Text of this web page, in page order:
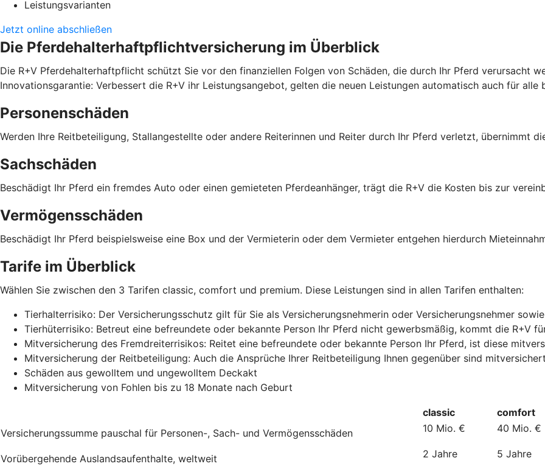
Leistungsvarianten
Jetzt online abschließen
Die Pferdehalterhaftpflichtversicherung im Überblick
Die R+V Pferdehalterhaftpflicht schützt Sie vor den finanziellen Folgen von Schäden, die durch Ihr Pferd verursacht
Innovationsgarantie: Verbessert die R+V ihr Leistungsangebot, gelten die neuen Leistungen automatisch auch für alle
Personenschäden
Werden Ihre Reitbeteiligung, Stallangestellte oder andere Reiterinnen und Reiter durch Ihr Pferd verletzt, übernimmt
Sachschäden
Beschädigt Ihr Pferd ein fremdes Auto oder einen gemieteten Pferdeanhänger, trägt die R+V die Kosten bis zur
Vermögensschäden
Beschädigt Ihr Pferd beispielsweise eine Box und der Vermieterin oder dem Vermieter entgehen hierdurch
Tarife im Überblick
Wählen Sie zwischen den 3 Tarifen classic, comfort und premium. Diese Leistungen sind in allen Tarifen enthalten:
Tierhalterrisiko: Der Versicherungsschutz gilt für Sie als Versicherungsnehmerin oder Versicherungsnehmer
Tierhüterrisiko: Betreut eine befreundete oder bekannte Person Ihr Pferd nicht gewerbsmäßig, kommt die R+V
Mitversicherung des Fremdreiterrisikos: Reitet eine befreundete oder bekannte Person Ihr Pferd, ist diese
Mitversicherung der Reitbeteiligung: Auch die Ansprüche Ihrer Reitbeteiligung Ihnen gegenüber sind
Schäden aus gewolltem und ungewolltem Deckakt
Mitversicherung von Fohlen bis zu 18 Monate nach Geburt
classic
comfort
Versicherungssumme pauschal für Personen-, Sach- und Vermögensschäden
10 Mio. € 40 Mio. €
Vorübergehende Auslandsaufenthalte, weltweit 2 Jahre 5 Jahre